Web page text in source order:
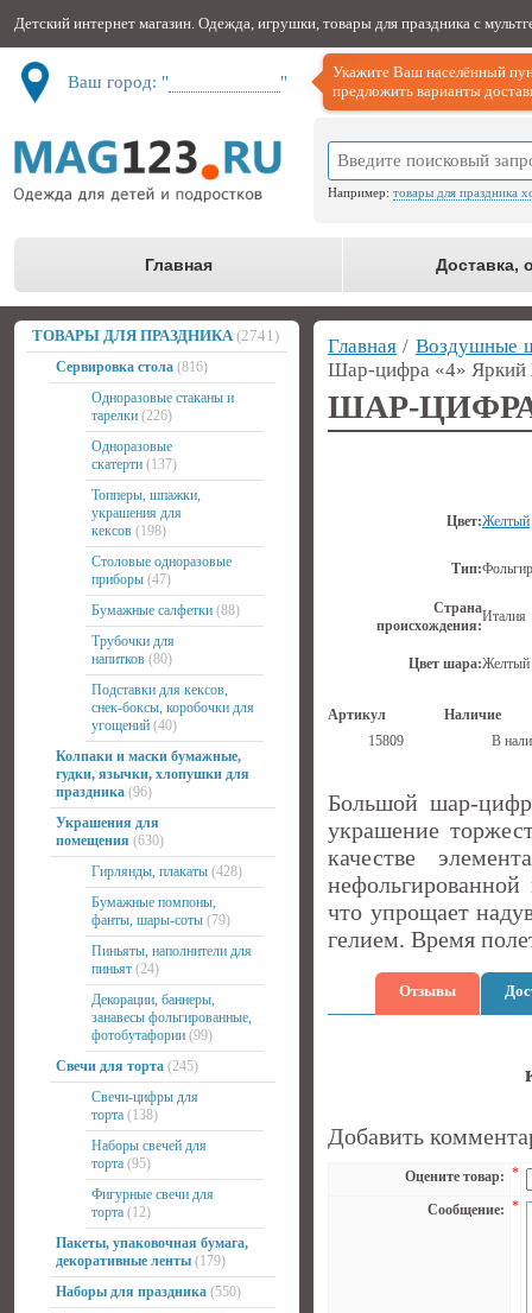
Детский интернет магазин. Одежда, игрушки, товары для праздника с
Ваш город: " "
Укажите Ваш населённый
предложить варианты
Например: товары для праздника
Главная Доставка,
ТОВАРЫ ДЛЯ ПРАЗДНИКА (2741)
Сервировка стола (816)
Одноразовые стаканы и
тарелки (226)
Одноразовые
скатерти (137)
Топперы, шпажки,
украшения для
кексов (198)
Столовые одноразовые
приборы (47)
Бумажные салфетки (88)
Трубочки для
напитков (80)
Подставки для кексов,
снек-боксы, коробочки для
угощений (40)
Колпаки и маски бумажные,
гудки, язычки, хлопушки для
праздника (96)
Украшения для
помещения (630)
Гирлянды, плакаты (428)
Бумажные помпоны,
фанты, шары-соты (79)
Пиньяты, наполнители для
пиньят (24)
Декорации, баннеры,
занавесы фольгированные,
фотобутафории (99)
Свечи для торта (245)
Свечи-цифры для
торта (138)
Наборы свечей для
торта (95)
Фигурные свечи для
торта (12)
Пакеты, упаковочная бумага,
декоративные ленты (179)
Наборы для праздника (550)
Главная / Воздушные
Шар-цифра «4» Яркий
ШАР-
Цвет:Желтый
Тип:
Страна
происхождения:
Италия
Цвет шара:Желтый
Артикул
Наличие
15809
В
Большой шар-
украшение
качестве
что упрощает
гелием. Время
Отзывы
Добавить
Оцените товар: *
Сообщение: *